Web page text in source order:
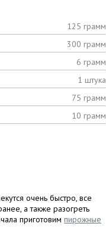
125 грамм
300 грамм
6 грамм
1 штука
75 грамм
10 грамм
очень быстро, все
а также разогреть
приготовим пирожные